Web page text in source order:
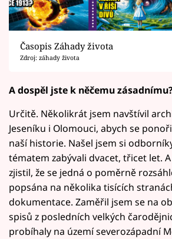
Časopis Záhady života
Zdroj: záhady života
A dospěl jste k něčemu
Určitě. Několikrát jsem navštívil
Jeseníku i Olomouci, abych se
naší historie. Našel jsem si
tématem zabývali dvacet, třicet let.
zjistil, že se jedná o poměrně
popsána na několika tisících
dokumentace. Zaměřil jsem se na
spisů z posledních velkých
probíhaly na území severozápadní